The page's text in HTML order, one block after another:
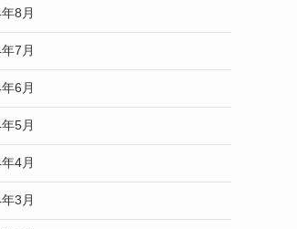
8月
7月
6月
5月
4月
3月